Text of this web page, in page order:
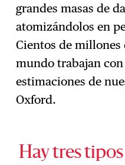
grandes masas de
atomizándolos en
Cientos de millones
mundo trabajan
estimaciones de
Oxford.
Hay tres